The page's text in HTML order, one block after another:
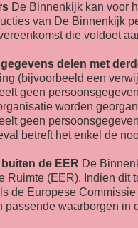
De Binnenkijk kan voor
van De Binnenkijk
die voldoet
delen met
(bijvoorbeeld een
geen
worden
geen
betreft het enkel de
de EER De
Ruimte (EER). Indien dit
de Europese
passende waarborgen in